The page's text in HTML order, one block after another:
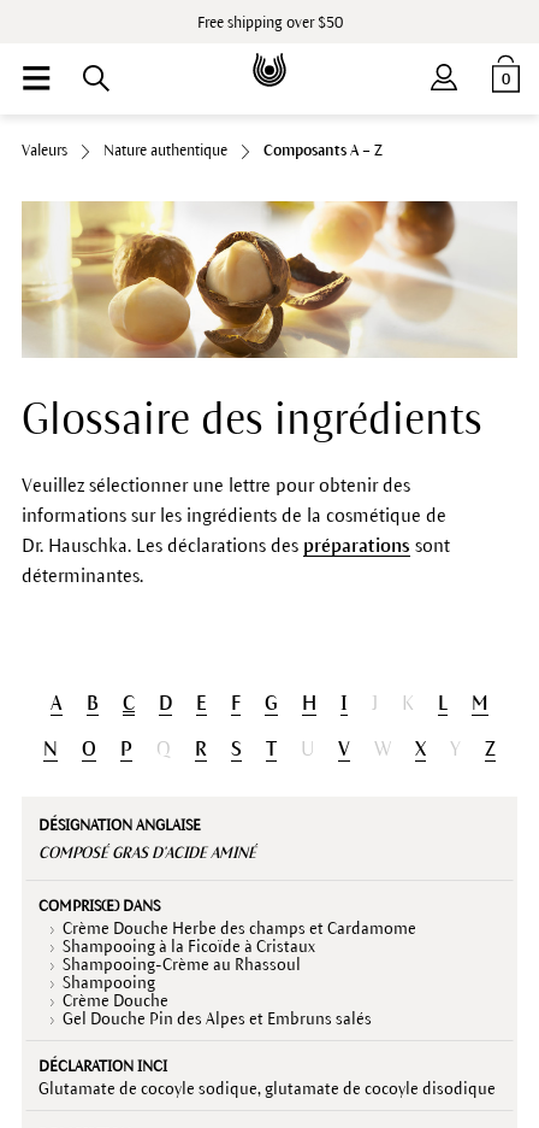
Free shipping over $50
0
Valeurs Nature authentique Composants A – Z
Glossaire des ingrédients
Veuillez sélectionner une lettre pour obtenir des
informations sur les ingrédients de la cosmétique de
Dr. Hauschka. Les déclarations des préparations sont
déterminantes.
A B C D E F G H I J K L M
N O P Q R S U V W X Y Z
Désignation
Compris(e)
COMPOSÉ GRAS D'ACIDE AMINÉ
Crème Douche Herbe des champs et Cardamome
Shampooing à la Ficoïde à Cristaux
Shampooing-Crème au Rhassoul
Shampooing
Crème Douche
Gel Douche Pin des Alpes et Embruns salés
Glutamate de cocoyle sodique, glutamate de cocoyle disodique